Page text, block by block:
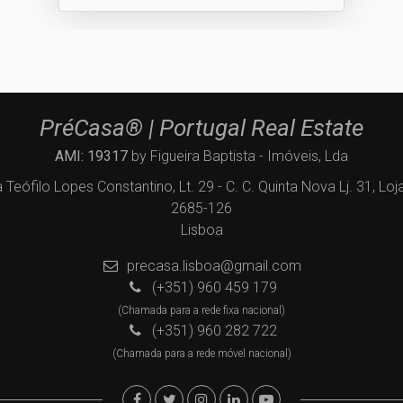
PréCasa® | Portugal Real Estate
AMI: 19317 by Figueira Baptista - Imóveis, Lda
Teófilo Lopes Constantino, Lt. 29 - C. C. Quinta Nova Lj. 31,
2685-126
Lisboa
precasa.lisboa@gmail.com
(+351) 960 459 179
(Chamada para a rede fixa nacional)
(+351) 960 282 722
(Chamada para a rede móvel nacional)